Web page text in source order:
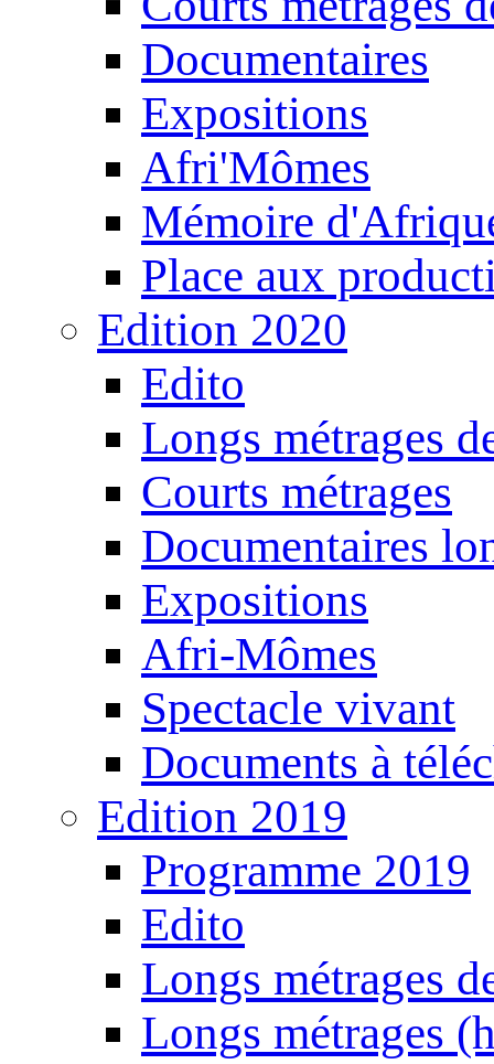
Documentaires
Expositions
Afri'Mômes
Mémoire
Place aux
Edition 2020
Edito
Longs métrages
Courts métrages
Documentaires
Expositions
Afri-Mômes
Spectacle vivant
Documents à
Edition 2019
Programme 2019
Edito
Longs métrages
Longs métrages